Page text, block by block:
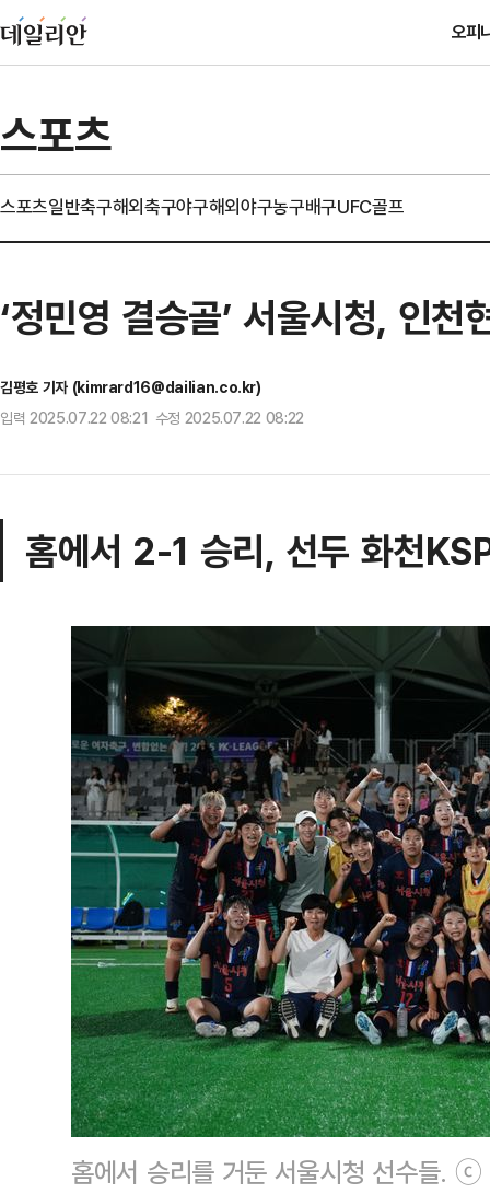
오피
스포츠
스포츠일반축구해외축구야구해외야구농구배구UFC골프
‘정민영 결승골’ 서울시청, 인
김평호 기자 (kimrard16@dailian.co.kr)
입력 2025.07.22 08:21 수정 2025.07.22 08:22
홈에서 2-1 승리, 선두 화천
홈에서 승리를 거둔 서울시청 선수들. ⓒ